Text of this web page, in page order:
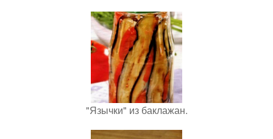
"Язычки" из баклажан.